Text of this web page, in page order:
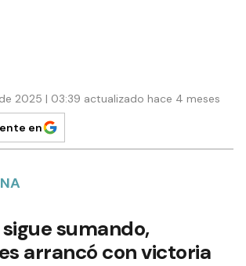
2025 | 03:39 actualizado hace 4 meses
en
sumando,
arrancó con victoria